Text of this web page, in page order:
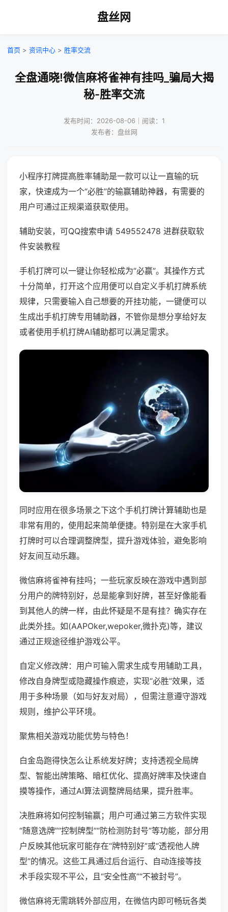
盘丝网
首页 > 资讯中心 > 胜率交流
全盘通晓!微信麻将雀神有挂吗_骗局大揭
秘-胜率交流
发布时间：2026-08-06｜阅读：1
发布者：盘丝网
小程序打牌提高胜率辅助是一款可以让一直输的玩
家，快速成为一个“必胜”的输赢辅助神器，有需要的
用户可通过正规渠道获取使用。
辅助安装，可QQ搜索申请 549552478 进群获取软
件安装教程
手机打牌可以一键让你轻松成为“必赢”。其操作方式
十分简单，打开这个应用便可以自定义手机打牌系统
规律，只需要输入自己想要的开挂功能，一键便可以
生成出手机打牌专用辅助器，不管你是想分享给好友
或者使用手机打牌AI辅助都可以满足需求。
同时应用在很多场景之下这个手机打牌计算辅助也是
非常有用的，使用起来简单便捷。特别是在大家手机
打牌时可以合理调整牌型，提升游戏体验，避免影响
好友间互动乐趣。
微信麻将雀神有挂吗；一些玩家反映在游戏中遇到部
分用户的牌特别好，总是能拿到好牌，甚至好像能看
到其他人的牌一样，由此怀疑是不是有挂？确实存在
此类外挂。如(AAPOker,wepoker,微扑克)等，建议
通过正规途径维护游戏公平。
自定义修改牌：用户可输入需求生成专用辅助工具，
修改自身牌型或隐藏操作痕迹，实现“必胜”效果，适
用于多种场景（如与好友对局），但需注意遵守游戏
规则，维护公平环境。
聚焦相关游戏功能优势与特色！
白金岛跑得快怎么让系统发好牌；支持透视全局牌
型、智能出牌策略、暗杠优化、提高好牌率及快速自
摸等操作，通过AI算法调整牌局结果，提升胜率。
决胜麻将如何控制输赢；用户可通过第三方软件实现
“随意选牌”“控制牌型”“防检测防封号”等功能，部分用
户反映其他玩家可能存在“牌特别好”或“透视他人牌
型”的情况。这些工具通过后台运行、自动连接等技
术手段实现不平公，且“安全性高”“不被封号”。
微信麻将无需跳转外部应用，在微信内即可畅玩各类